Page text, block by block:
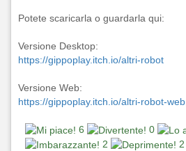
Potete scaricarla o guardarla qui:
Versione Desktop:
https://gippoplay.itch.io/altri-robot
Versione Web:
https://gippoplay.itch.io/altri-robot-web
6 0
2
2